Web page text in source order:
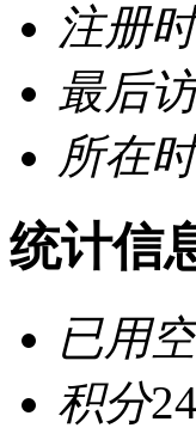
注册
最后
所在
统计信
已用
积分24